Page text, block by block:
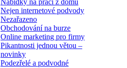
Nabídky na práci z domu
Nejen internetové podvody
Nezařazeno
Obchodování na burze
Online marketing pro firmy
Pikantnosti jednou větou –
novinky
Podezřelé a podvodné